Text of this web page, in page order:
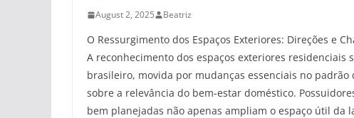
August 2, 2025 Beatriz
O Ressurgimento dos Espaços Exteriores: Direções e
A reconhecimento dos espaços exteriores
brasileiro, movida por mudanças essenciais no
sobre a relevância do bem-estar doméstico.
bem planejadas não apenas ampliam o espaço útil da